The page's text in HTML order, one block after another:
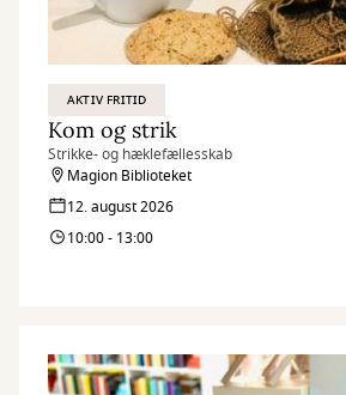
AKTIV FRITID
Kom og strik
Strikke- og hæklefællesskab
Magion Biblioteket
12. august 2026
10:00 - 13:00